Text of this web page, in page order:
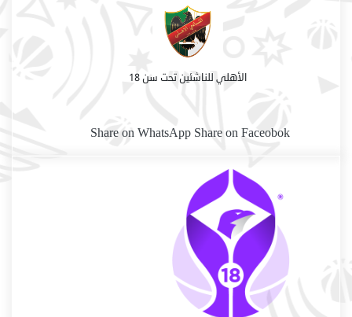
الأهلي للناشئين تحت سن 18
Share on WhatsApp Share on Faceobok